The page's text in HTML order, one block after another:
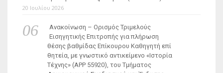
20 Ιουλίου 2026
Ανακοίνωση – Ορισμός Τριμελούς
Εισηγητικής Επιτροπής για πλήρωση
θέσης βαθμίδας Επίκουρου Καθηγητή επί
θητεία, με γνωστικό αντικείμενο «Ιστορία
Τέχνης» (ΑΡΡ 55920), του Τμήματος